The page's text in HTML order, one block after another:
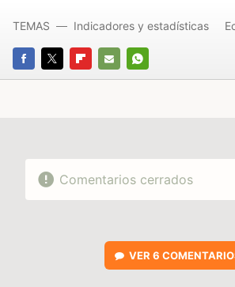
FACEBOOK
TWITTERFLIPBOARD
E-
WHATSAPP
TEMAS Indicadores y estadísticas
Comentarios cerrados
VER 6